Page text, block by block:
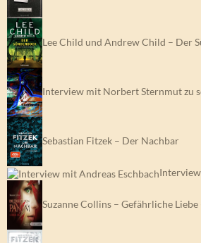
Lee Child und Andrew Child – Der
Interview mit Norbert Sternmut zu
Sebastian Fitzek – Der Nachbar
Suzanne Collins – Gefährliche Liebe